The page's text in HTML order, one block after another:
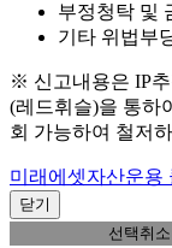
부정청탁 및
기타 위법부
※ 신고내용은 IP
(레드휘슬)을 통하
회 가능하여 철저
미래에셋자산운용
닫기
선택취소